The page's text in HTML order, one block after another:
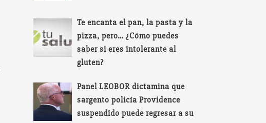
Te encanta el pan, la pasta y la
pizza, pero… ¿Cómo puedes
saber si eres intolerante al
gluten?
Panel LEOBOR dictamina que
sargento policía Providence
suspendido puede regresar a su